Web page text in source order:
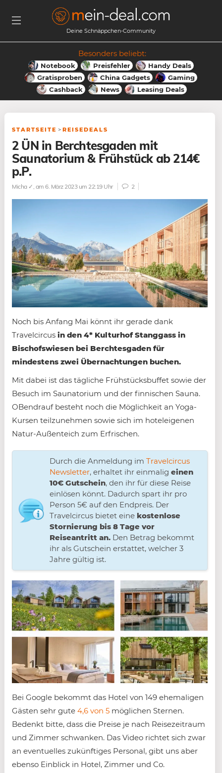
Deine Schnäppchen-Community
Besonders beliebt:
Notebook Preisfehler
Handy Deals
Gratisproben
China Gadgets
Gaming
Cashback
News Leasing Deals
STARTSEITE > REISEDEALS
2 ÜN in Berchtesgaden mit
Saunatorium & Frühstück ab 214€
p.P.
Micha ✓ , am 6. März 2023 um 22:19 Uhr 2
Noch bis Anfang Mai könnt ihr gerade dank
Travelcircus in den 4* Kulturhof Stanggass in
Bischofswiesen bei Berchtesgaden für
mindestens zwei Übernachtungen buchen.
Mit dabei ist das tägliche Frühstücksbuffet sowie der
Besuch im Saunatorium und der finnischen Sauna.
OBendrauf besteht noch die Möglichkeit an Yoga-
Kursen teilzunehmen sowie sich im hoteleigenen
Natur-Außenteich zum Erfrischen.
Durch die Anmeldung im Travelcircus
Newsletter, erhaltet ihr einmalig einen
10€ Gutschein, den ihr für diese Reise
einlösen könnt. Dadurch spart ihr pro
Person 5€ auf den Endpreis. Der
Travelcircus bietet eine kostenlose
Stornierung bis 8 Tage vor
Reiseantritt an. Den Betrag bekommt
ihr als Gutschein erstattet, welcher 3
Jahre gültig ist.
Bei Google bekommt das Hotel von 149 ehemaligen
Gästen sehr gute 4,6 von 5 möglichen Sternen.
Bedenkt bitte, dass die Preise je nach Reisezeitraum
und Zimmer schwanken. Das Video richtet sich zwar
an eventuelles zukünftiges Personal, gibt uns aber
ebenso Einblick in Hotel, Zimmer und Co.